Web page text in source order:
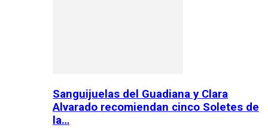
Sanguijuelas del Guadiana y Clara
Alvarado recomiendan cinco Soletes de
la…